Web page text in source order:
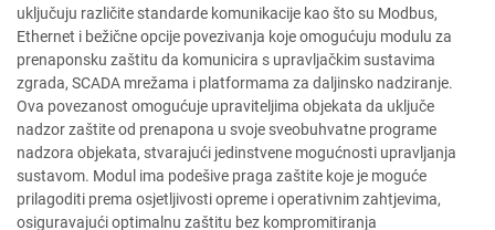
uključuju različite standarde komunikacije kao što su Modbus,
Ethernet i bežične opcije povezivanja koje omogućuju modulu za
prenaponsku zaštitu da komunicira s upravljačkim sustavima
zgrada, SCADA mrežama i platformama za daljinsko nadziranje.
Ova povezanost omogućuje upraviteljima objekata da uključe
nadzor zaštite od prenapona u svoje sveobuhvatne programe
nadzora objekata, stvarajući jedinstvene mogućnosti upravljanja
sustavom. Modul ima podešive praga zaštite koje je moguće
prilagoditi prema osjetljivosti opreme i operativnim zahtjevima,
osiguravajući optimalnu zaštitu bez kompromitiranja